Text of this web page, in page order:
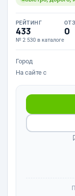
РЕЙТИНГ
433
№ 2 530 в каталоге
0
Город
На сайте с